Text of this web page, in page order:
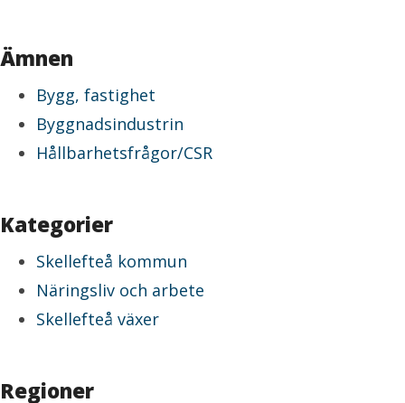
Ämnen
Bygg, fastighet
Byggnadsindustrin
Hållbarhetsfrågor/CSR
Kategorier
Skellefteå kommun
Näringsliv och arbete
Skellefteå växer
Regioner